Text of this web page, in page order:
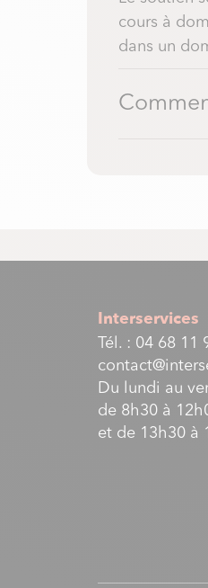
cours à
dans un
Interservices
Tél. : 04 68 11
Du lundi au
de 8h30 à
et de 13h30 à